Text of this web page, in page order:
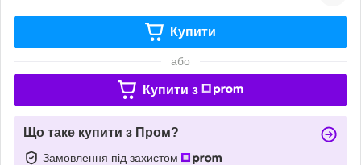
Купити
або
Купити з
Що таке купити з Пром?
Замовлення під захистом